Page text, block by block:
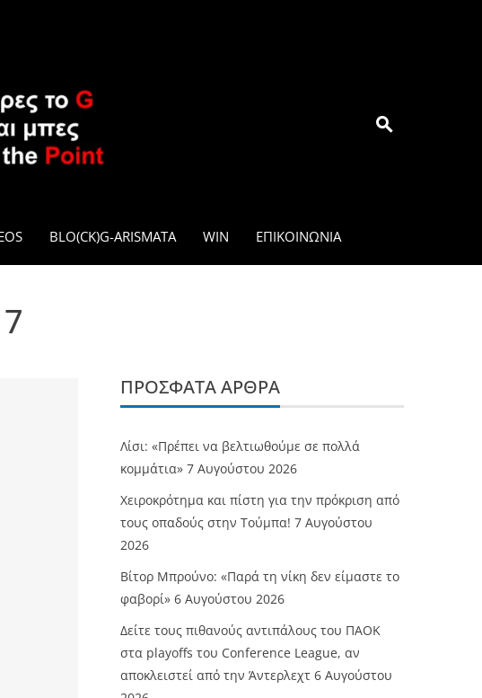
BLO(CK)G-ARISMATA WIN ΕΠΙΚΟΙΝΩΝΊΑ
ΠΡΌΣΦΑΤΑ ΆΡΘΡΑ
Λίσι: «Πρέπει να βελτιωθούμε σε πολλά
κομμάτια» 7 Αυγούστου 2026
Χειροκρότημα και πίστη για την πρόκριση από
τους οπαδούς στην Τούμπα! 7 Αυγούστου
2026
Βίτορ Μπρούνο: «Παρά τη νίκη δεν είμαστε το
φαβορί» 6 Αυγούστου 2026
Δείτε τους πιθανούς αντιπάλους του ΠΑΟΚ
στα playoffs του Conference League, αν
αποκλειστεί από την Άντερλεχτ 6 Αυγούστου